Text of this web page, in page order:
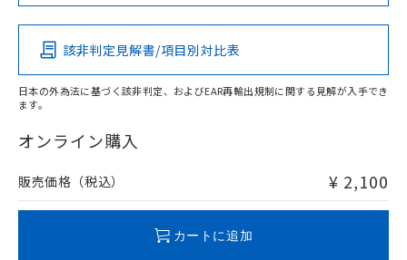
中国 RoHS 注意事項・凡例
中国 RoHS表
Pb
X O
LR型式承認
（イギリス
船舶規格）
DNV型式承認
（ノルウェー
船舶規格）
BV型式承認
（フランス
KR型式
（韓国
No No No No
該非判定見解書/項目別対比表
日本の外為法に基づく該非判定、およびEAR再輸出規制に関する見解が入手でき
ます。
オンライン購入
販売価格（税込） ¥ 2,100
カートに追加